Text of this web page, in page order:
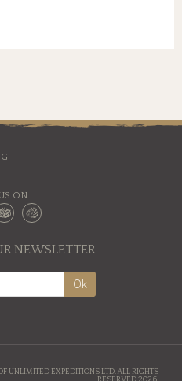
ON
NEWSLETTER
UNLIMITED EXPEDITIONS LTD. ALL RIGHTS